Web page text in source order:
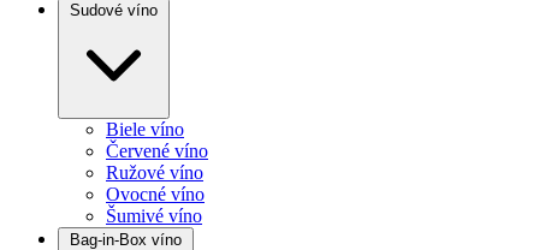
Sudové víno
Biele víno
Červené víno
Ružové víno
Ovocné víno
Šumivé víno
Bag-in-Box víno